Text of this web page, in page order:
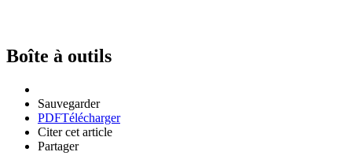
Boîte à outils
Sauvegarder
PDFTélécharger
Citer cet article
Partager